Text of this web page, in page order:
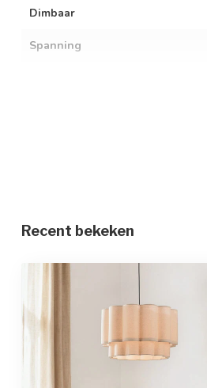
Dimbaar
Spanning
Beschermingsgraad
Recent bekeken